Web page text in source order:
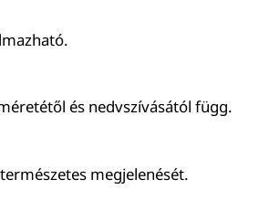
és nedvszívásától függ.
megjelenését.